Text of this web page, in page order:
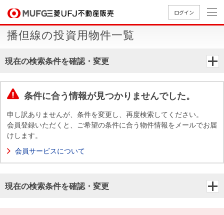
ログイン
買いたいTOP
中古
ショ
新
売りたいTOP
無
査
売
AI
店舗案内TOP
店舗のご
都圏）
店舗のご
古屋）
店舗のご
会社情報TOP
ごあいさ
会社概
MUFG
ョン
採用情報TOP
新卒採用
キャリア
買いたい
売りたい
店舗案内
会社情報
採用情報
法人のお客さま
播但線の投資用物件一覧
現在の検索条件を確認・変更
条件に合う情報が見つかりませんでした。
申し訳ありませんが、条件を変更し、再度検索してください。
会員登録いただくと、ご希望の条件に合う物件情報をメールでお届
けします。
会員サービスについて
現在の検索条件を確認・変更